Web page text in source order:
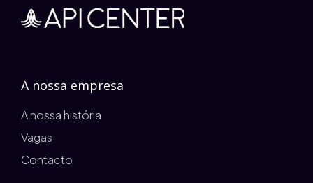
A nossa empresa
A nossa história
Vagas
Contacto